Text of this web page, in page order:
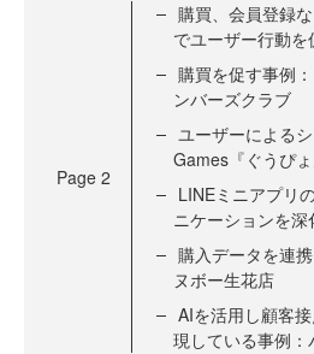
Page 2
購買、会員登録
でユーザー行動を
購買を促す事例
ンバーズクラブ
ユーザーによる
Games『ぐうぴょ
LINEミニアプリ
ニケーションを深
購入データを連
ヌボー生花店
AIを活用し顧客
現している事例：